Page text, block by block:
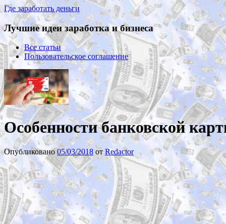
Где заработать деньги
Лучшие идеи заработка и бизнеса
Все статьи
Пользовательское соглашение
Особенности банковской
Опубликовано 05/03/2018 от Redactor